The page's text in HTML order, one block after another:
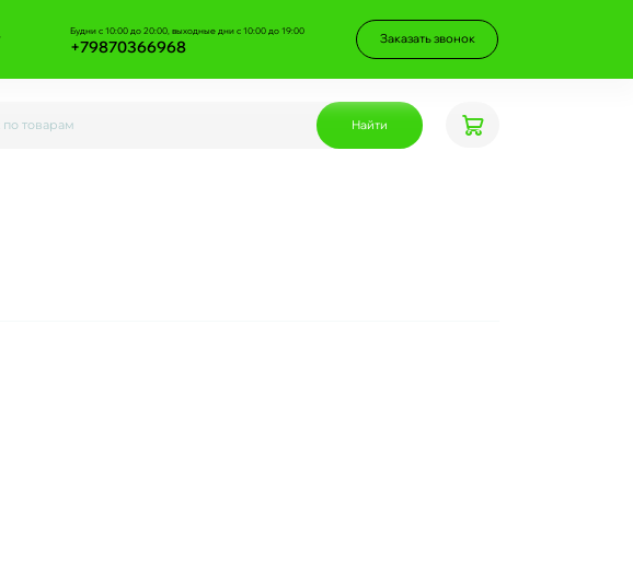
Будни с 10:00 до 20:00, выходные дни с 10:00 до 19:00
+79870366968 Заказать звонок
Найти